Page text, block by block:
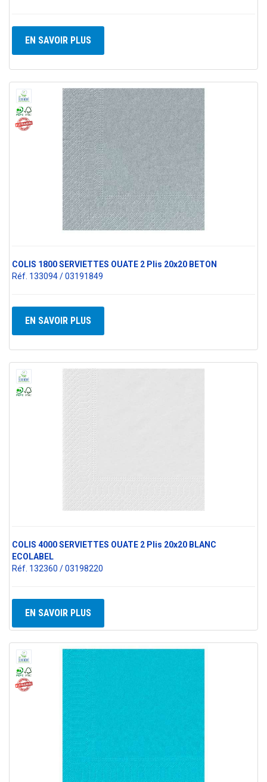
EN SAVOIR PLUS
COLIS 1800 SERVIETTES OUATE 2 Plis 20x20 BETON
Réf. 133094 / 03191849
EN SAVOIR PLUS
COLIS 4000 SERVIETTES OUATE 2 Plis 20x20 BLANC
ECOLABEL
Réf. 132360 / 03198220
EN SAVOIR PLUS